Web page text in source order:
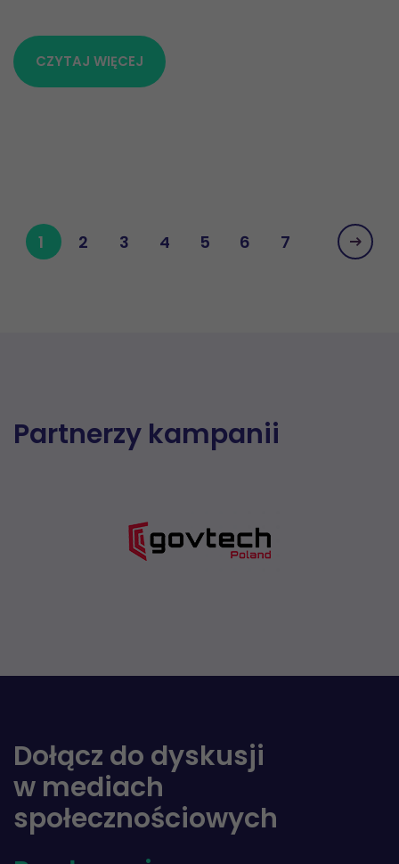
CZYTAJ WIĘCEJ
1 2 3 4 5 6 7
Partnerzy kampanii
Dołącz do dyskusji
w mediach
społecznościowych